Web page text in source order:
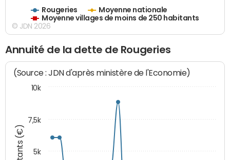
Rougeries
Moyenne nationale
Moyenne villages de moins de 250 habitants
© JDN 2026
Annuité de la dette de Rougeries
(Source : JDN d'après ministère de l'Economie)
5k
7,5k
10k